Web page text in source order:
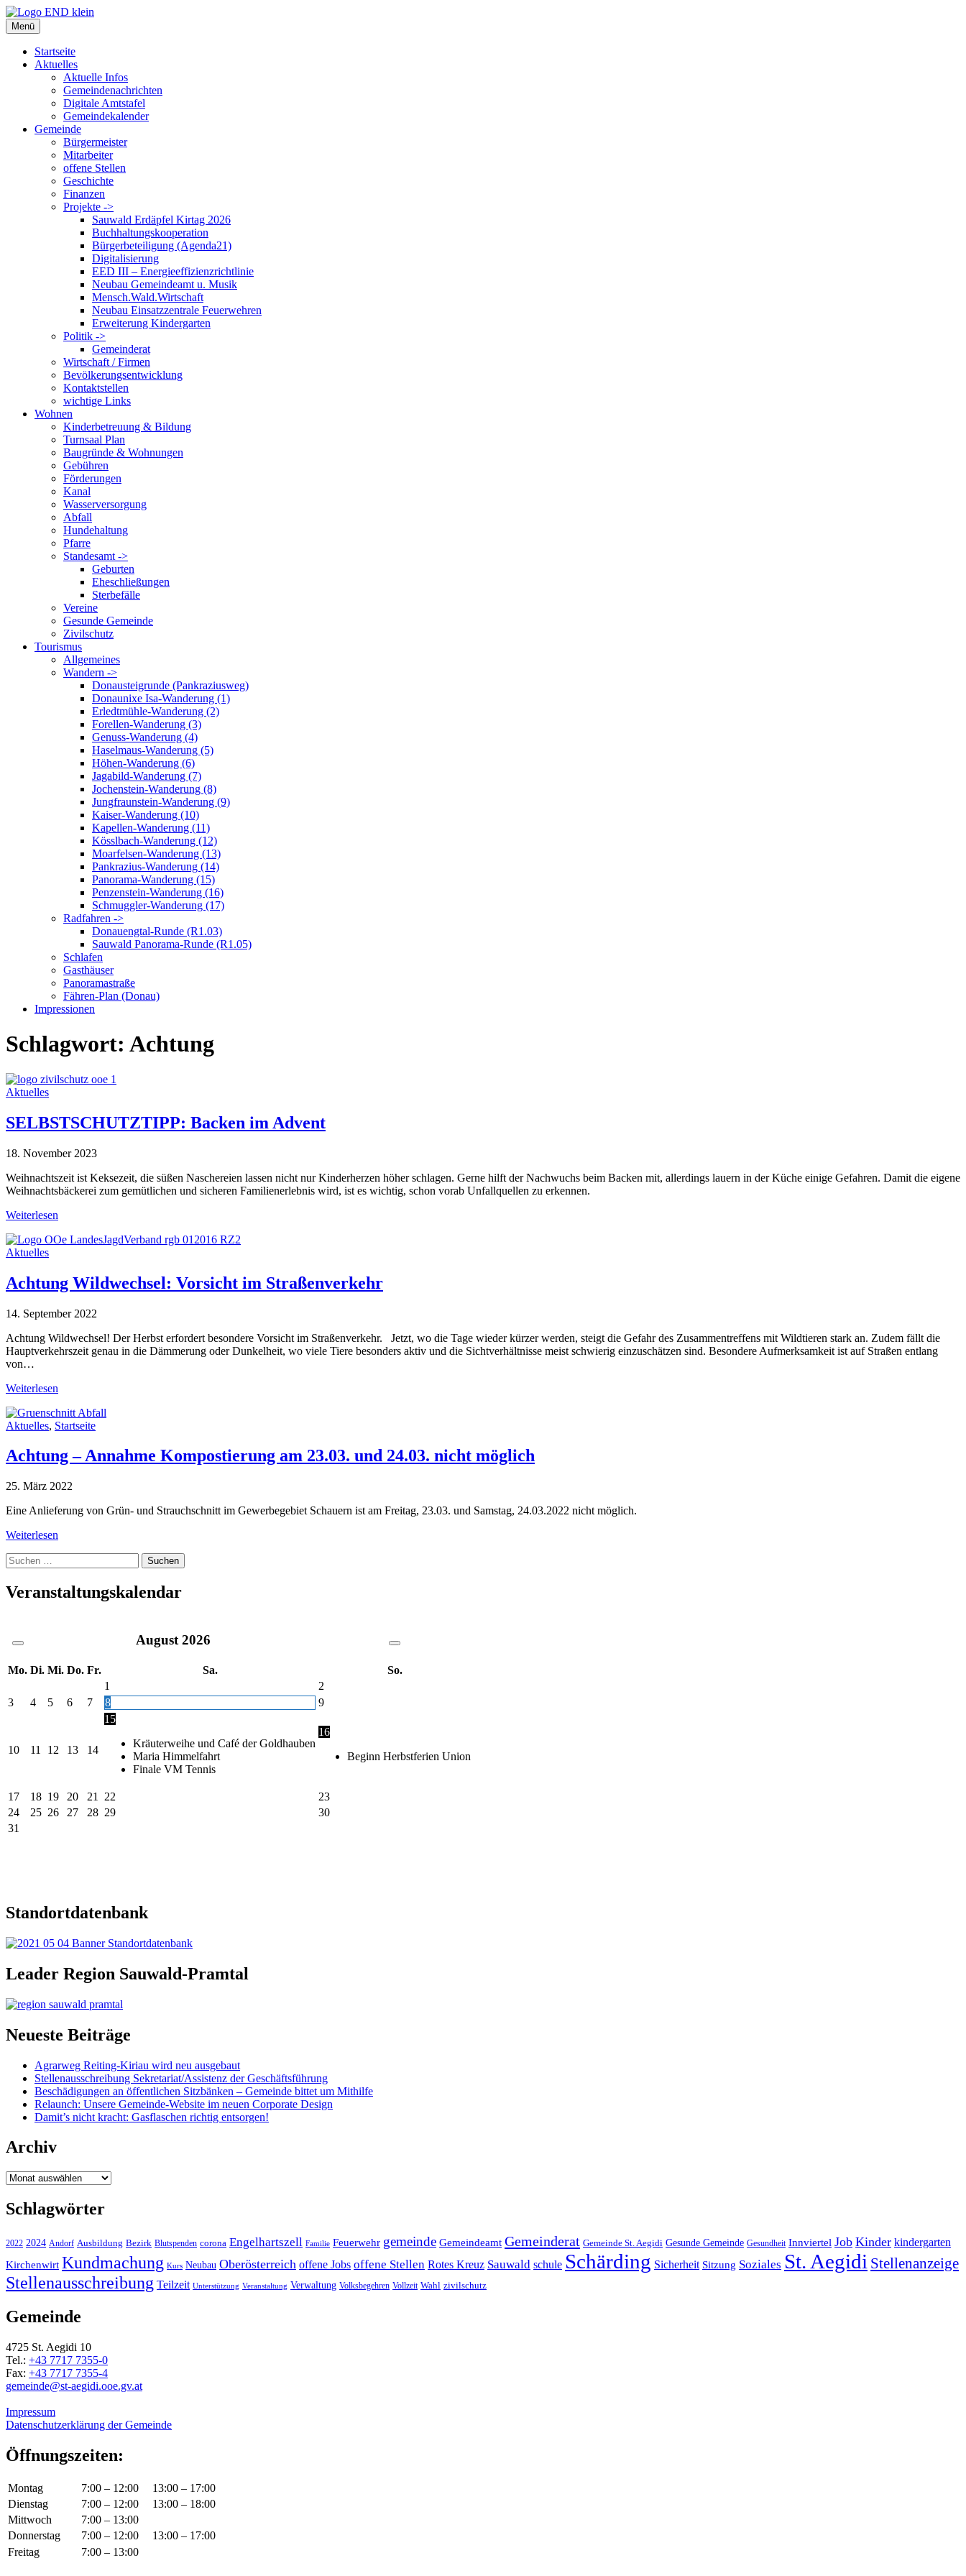
Zum
Inhalt
springen
Menü
Startseite
Aktuelles
Aktuelle Infos
Gemeindenachrichten
Digitale Amtstafel
Gemeindekalender
Gemeinde
Bürgermeister
Mitarbeiter
offene Stellen
Geschichte
Finanzen
Projekte ->
Sauwald Erdäpfel Kirtag 2026
Buchhaltungskooperation
Bürgerbeteiligung (Agenda21)
Digitalisierung
EED III – Energieeffizienzrichtlinie
Neubau Gemeindeamt u. Musik
Mensch.Wald.Wirtschaft
Neubau Einsatzzentrale Feuerwehren
Erweiterung Kindergarten
Politik ->
Gemeinderat
Wirtschaft / Firmen
Bevölkerungsentwicklung
Kontaktstellen
wichtige Links
Wohnen
Kinderbetreuung & Bildung
Turnsaal Plan
Baugründe & Wohnungen
Gebühren
Förderungen
Kanal
Wasserversorgung
Abfall
Hundehaltung
Pfarre
Standesamt ->
Geburten
Eheschließungen
Sterbefälle
Vereine
Gesunde Gemeinde
Zivilschutz
Tourismus
Allgemeines
Wandern ->
Donausteigrunde (Pankraziusweg)
Donaunixe Isa-Wanderung (1)
Erledtmühle-Wanderung (2)
Forellen-Wanderung (3)
Genuss-Wanderung (4)
Haselmaus-Wanderung (5)
Höhen-Wanderung (6)
Jagabild-Wanderung (7)
Jochenstein-Wanderung (8)
Jungfraunstein-Wanderung (9)
Kaiser-Wanderung (10)
Kapellen-Wanderung (11)
Kösslbach-Wanderung (12)
Moarfelsen-Wanderung (13)
Pankrazius-Wanderung (14)
Panorama-Wanderung (15)
Penzenstein-Wanderung (16)
Schmuggler-Wanderung (17)
Radfahren ->
Donauengtal-Runde (R1.03)
Sauwald Panorama-Runde (R1.05)
Schlafen
Gasthäuser
Panoramastraße
Fähren-Plan (Donau)
Impressionen
Schlagwort: Achtung
Aktuelles
SELBSTSCHUTZTIPP: Backen im Advent
18. November 2023
Weihnachtszeit ist Keksezeit, die süßen Naschereien lassen nicht nur Kinderherzen höher schlagen. Gerne hilft der Nachwuchs beim Backen mit, allerdings lauern in der Küche einige Gefahren. Damit die eigene
Weihnachtsbäckerei zum gemütlichen und sicheren Familienerlebnis wird, ist es wichtig, schon vorab Unfallquellen zu erkennen.
Weiterlesen
Aktuelles
Achtung Wildwechsel: Vorsicht im Straßenverkehr
14. September 2022
Achtung Wildwechsel! Der Herbst erfordert besondere Vorsicht im Straßenverkehr. Jetzt, wo die Tage wieder kürzer werden, steigt die Gefahr des Zusammentreffens mit Wildtieren stark an. Zudem fällt die
Hauptverkehrszeit genau in die Dämmerung oder Dunkelheit, wo viele Tiere besonders aktiv und die Sichtverhältnisse meist schwierig einzuschätzen sind. Besondere Aufmerksamkeit ist auf Straßen entlang
von…
Weiterlesen
Aktuelles, Startseite
Achtung – Annahme Kompostierung am 23.03. und 24.03. nicht möglich
25. März 2022
Eine Anlieferung von Grün- und Strauchschnitt im Gewerbegebiet Schauern ist am Freitag, 23.03. und Samstag, 24.03.2022 nicht möglich.
Weiterlesen
Suche
nach:
Veranstaltungskalendar
August 2026
Mo. Di. Mi. Do. Fr. Sa.
So.
1
2
3
4 5 6 7 8 9
10 11 12 13 14
15
Kräuterweihe und Café der Goldhauben
Maria Himmelfahrt
Finale VM Tennis
16
Beginn Herbstferien Union
17 18 19 20 21 22
23
24
25 26 27 28 29
30
31
Standortdatenbank
Leader Region Sauwald-Pramtal
Neueste Beiträge
Agrarweg Reiting-Kiriau wird neu ausgebaut
Stellenausschreibung Sekretariat/Assistenz der Geschäftsführung
Beschädigungen an öffentlichen Sitzbänken – Gemeinde bittet um Mithilfe
Relaunch: Unsere Gemeinde-Website im neuen Corporate Design
Damit’s nicht kracht: Gasflaschen richtig entsorgen!
Archiv
Archiv
Schlagwörter
2022 2024 Andorf Ausbildung Bezirk Blutspenden corona Engelhartszell Familie Feuerwehr gemeinde Gemeindeamt Gemeinderat Gemeinde St. Aegidi Gesunde Gemeinde Gesundheit Innviertel Job Kinder kindergarten
Kirchenwirt Kundmachung Kurs Neubau Oberösterreich offene Jobs offene Stellen Rotes Kreuz Sauwald schule Schärding Sicherheit Sitzung Soziales St. Aegidi Stellenanzeige
Stellenausschreibung Teilzeit Unterstützung Veranstaltung Verwaltung Volksbegehren Vollzeit Wahl zivilschutz
Gemeinde
4725 St. Aegidi 10
Tel.: +43 7717 7355-0
Fax: +43 7717 7355-4
gemeinde@st-aegidi.ooe.gv.at
Impressum
Datenschutzerklärung der Gemeinde
Öffnungszeiten:
Montag 7:00 – 12:00
13:00 – 17:00
Dienstag
7:00 – 12:00
13:00 – 18:00
Mittwoch
7:00 – 13:00
Donnerstag
7:00 – 12:00
13:00 – 17:00
Freitag
7:00 – 13:00